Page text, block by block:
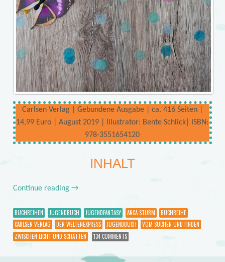
Carlsen Verlag | Gebundene Ausgabe | ca. 416 Seiten |
14,99 Euro | August 2019 | Illustrator: Bente Schlick| ISBN:
978-3551654120
INHALT
Continue reading →
BUCHREIHEN JUGENDBUCH JUGENDFANTASY ANCA STURM
BUCHREIHE
CARLSEN VERLAG
DER WELTENEXPRESS JUGENDBUCH
VOM SUCHEN UND FINDEN
ZWISCHEN LICHT UND SCHATTEN
134 COMMENTS